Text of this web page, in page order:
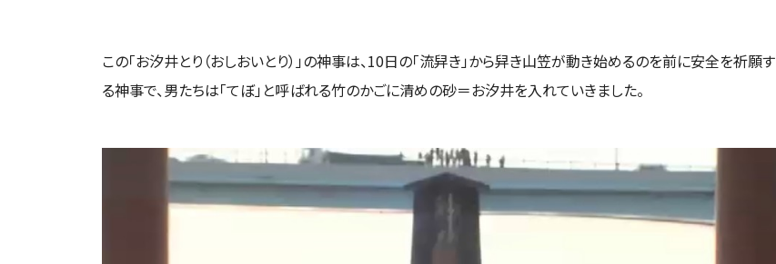
この「お汐井とり（おしおいとり）」の神事は、10日の「流舁き」から舁き山笠が動き始めるのを前に安全を祈願す
る神事で、男たちは「てぼ」と呼ばれる竹のかごに清めの砂＝お汐井を入れていきました。